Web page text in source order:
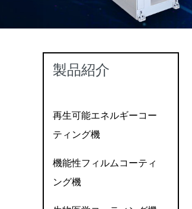
製品紹介
再生可能エネルギーコー
ティング機
機能性フィルムコーティ
ング機